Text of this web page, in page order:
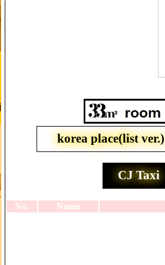
korea place(list ver.)
CJ Taxi
No. Name